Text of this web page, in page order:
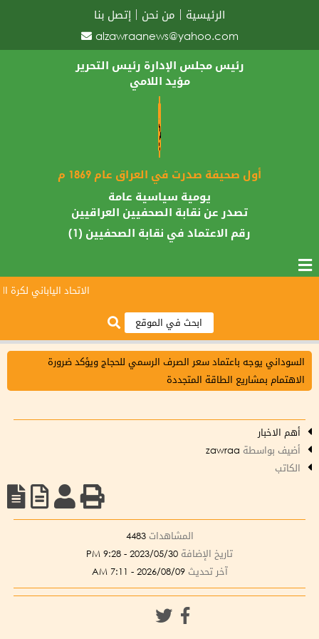
الرئيسية من نحن
إتصل بنا
alzawraanews@yahoo.com
رئيس مجلس الإدارة رئيس التحرير
مؤيد اللامي
أول صحيفة صدرت في العراق عام 1869 م
يومية سياسية عامة
تصدر عن نقابة الصحفيين العراقيين
رقم الاعتماد في نقابة الصحفيين (1)
الاتحاد الياباني لكرة
السوداني يوجه باعتماد سعر الصرف الرسمي للحجاج ويؤكد ضرورة
الاهتمام بمشاريع الطاقة المتجددة
أهم الاخبار
أضيف بواسطة
الكاتب
المشاهدات 4483
تاريخ الإضافة 2023/05/30 - 9:28 PM
آخر تحديث 2026/08/09 - 7:11 AM